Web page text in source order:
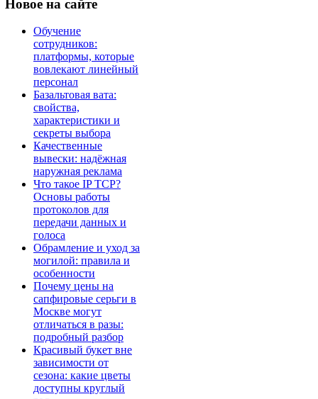
Новое на сайте
Обучение
сотрудников:
платформы, которые
вовлекают линейный
персонал
Базальтовая вата:
свойства,
характеристики и
секреты выбора
Качественные
вывески: надёжная
наружная реклама
Что такое IP TCP?
Основы работы
протоколов для
передачи данных и
голоса
Обрамление и уход за
могилой: правила и
особенности
Почему цены на
сапфировые серьги в
Москве могут
отличаться в разы:
подробный разбор
Красивый букет вне
зависимости от
сезона: какие цветы
доступны круглый